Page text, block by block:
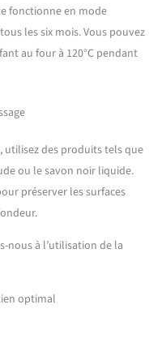
fonctionne en mode
les six mois. Vous pouvez
au four à 120°C pendant
utilisez des produits tels que
ou le savon noir liquide.
préserver les surfaces
nous à l’utilisation de la
optimal